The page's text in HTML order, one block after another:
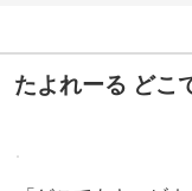
たよれーる どこ